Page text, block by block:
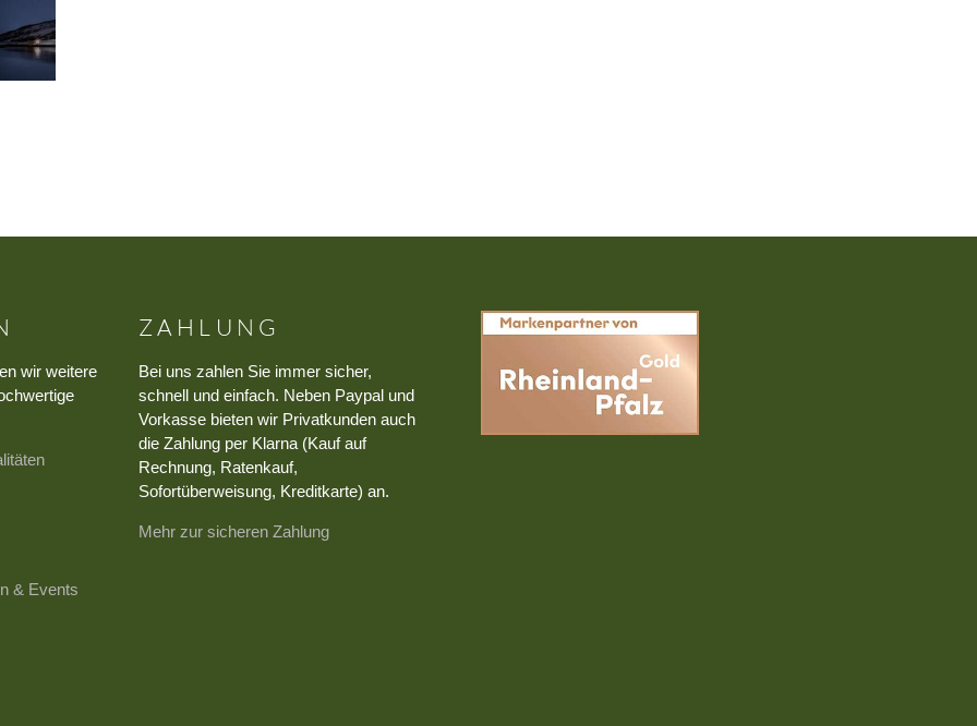
wir weitere
& Events
ZAHLUNG
Bei uns zahlen Sie immer sicher,
schnell und einfach. Neben Paypal und
Vorkasse bieten wir Privatkunden auch
die Zahlung per Klarna (Kauf auf
Rechnung, Ratenkauf,
Sofortüberweisung, Kreditkarte) an.
Mehr zur sicheren Zahlung